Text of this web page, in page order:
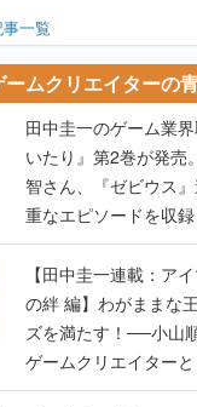
ビュー】
一覧
ムクリエイターの
田中圭一のゲーム業
いたり』第2巻が発売
智さん、『ゼビウス
重なエピソードを収録
【田中圭一連載：アイ
の絆 編】わがままな
ズを満たす！──小山
ゲームクリエイター
【若ゲのいたり最終